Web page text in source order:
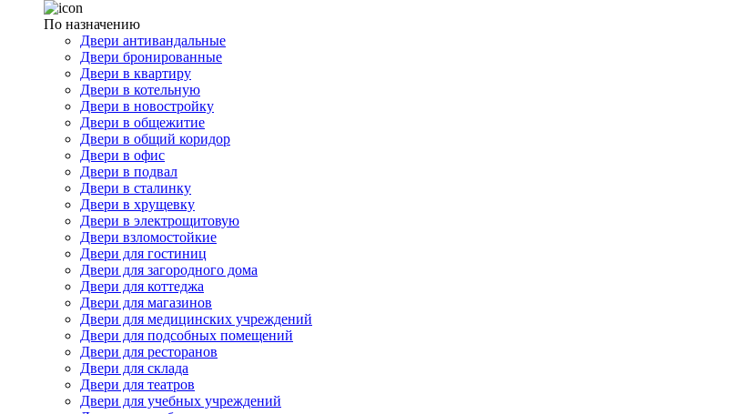
По назначению
Двери антивандальные
Двери бронированные
Двери в квартиру
Двери в котельную
Двери в новостройку
Двери в общежитие
Двери в общий коридор
Двери в офис
Двери в подвал
Двери в сталинку
Двери в хрущевку
Двери в электрощитовую
Двери взломостойкие
Двери для гостиниц
Двери для загородного дома
Двери для коттеджа
Двери для магазинов
Двери для медицинских учреждений
Двери для подсобных помещений
Двери для ресторанов
Двери для склада
Двери для театров
Двери для учебных учреждений